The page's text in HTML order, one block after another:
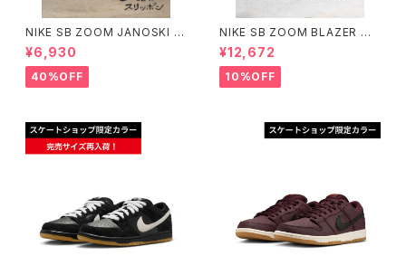
NIKE SB ZOOM JANOSKI O
G+SLIP SUMMIT WHITE ナ
イキエスビー ジャノスキー スリ
ップ スリッポン サミットホワイト
¥6,930
40%OFF
NIKE SB ZOOM BLAZER MI
D ブラック/ブラック/ブラック/ホ
ワイト ナイキエスビー ズーム ブ
レーザー ミッド
¥12,672
10%OFF